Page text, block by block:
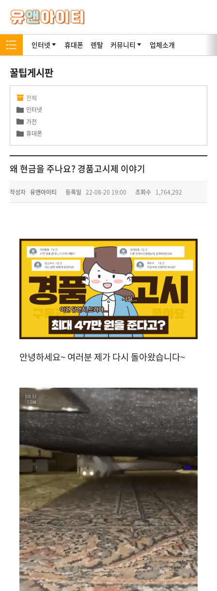
인터넷 휴대폰 렌탈 커뮤니티 업체소개
꿀팁게시판
전체
인터넷
가전
휴대폰
왜 현금을 주나요? 경품고시제 이야기
작성자 유앤아이티 등록일 22-08-20 19:00 조회수 1,764,292
안녕하세요~ 여러분 제가 다시 돌아왔습니다~